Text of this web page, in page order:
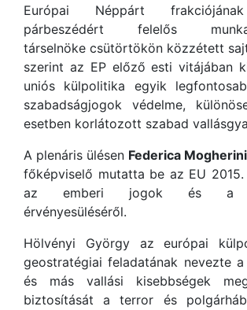
Európai Néppárt
párbeszédért felelős
társelnöke csütörtökön közzétett
szerint az EP előző esti vitájában
uniós külpolitika egyik
szabadságjogok védelme,
esetben korlátozott szabad
A plenáris ülésen Federica Mogherini
főképviselő mutatta be az EU
az emberi jogok és a
érvényesüléséről.
Hölvényi György az európai
geostratégiai feladatának nevezte
és más vallási kisebbségek
biztosítását a terror és